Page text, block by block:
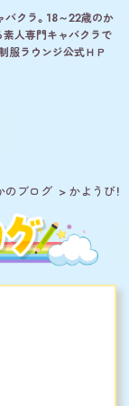
バクラ。18～22歳のか
素人専門キャバクラで
服ラウンジ公式ＨＰ
のブログ かようび！